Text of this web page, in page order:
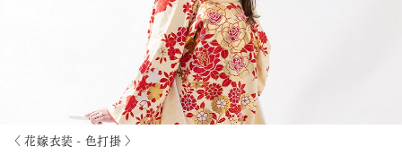
〈 花嫁衣装 - 色打掛 〉